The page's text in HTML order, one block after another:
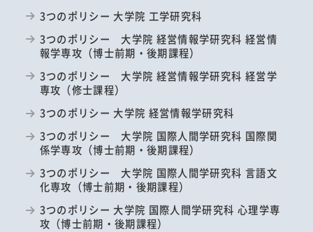
3つのポリシー 大学院 工学研究科
3つのポリシー 大学院 経営情報学研究科 経営情
報学専攻（博士前期・後期課程）
3つのポリシー 大学院 経営情報学研究科 経営学
専攻（修士課程）
3つのポリシー 大学院 経営情報学研究科
3つのポリシー 大学院 国際人間学研究科 国際関
係学専攻（博士前期・後期課程）
3つのポリシー 大学院 国際人間学研究科 言語文
化専攻（博士前期・後期課程）
3つのポリシー 大学院 国際人間学研究科 心理学専
攻（博士前期・後期課程）